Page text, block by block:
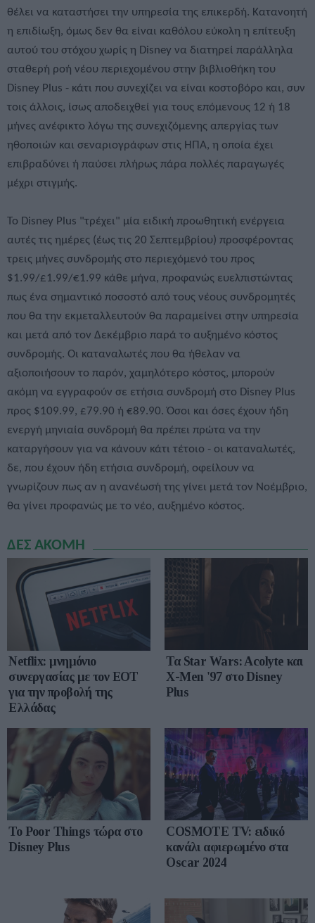
θέλει να καταστήσει την υπηρεσία της επικερδή. Κατανοητή
η επιδίωξη, όμως δεν θα είναι καθόλου εύκολη η επίτευξη
αυτού του στόχου χωρίς η Disney να διατηρεί παράλληλα
σταθερή ροή νέου περιεχομένου στην βιβλιοθήκη του
Disney Plus - κάτι που συνεχίζει να είναι κοστοβόρο και, συν
τοις άλλοις, ίσως αποδειχθεί για τους επόμενους 12 ή 18
μήνες ανέφικτο λόγω της συνεχιζόμενης απεργίας των
ηθοποιών και σεναριογράφων στις ΗΠΑ, η οποία έχει
επιβραδύνει ή παύσει πλήρως πάρα πολλές παραγωγές
μέχρι στιγμής.
Το Disney Plus "τρέχει" μία ειδική προωθητική ενέργεια
αυτές τις ημέρες (έως τις 20 Σεπτεμβρίου) προσφέροντας
τρεις μήνες συνδρομής στο περιεχόμενό του προς
$1.99/£1.99/€1.99 κάθε μήνα, προφανώς ευελπιστώντας
πως ένα σημαντικό ποσοστό από τους νέους συνδρομητές
που θα την εκμεταλλευτούν θα παραμείνει στην υπηρεσία
και μετά από τον Δεκέμβριο παρά το αυξημένο κόστος
συνδρομής. Οι καταναλωτές που θα ήθελαν να
αξιοποιήσουν το παρόν, χαμηλότερο κόστος, μπορούν
ακόμη να εγγραφούν σε ετήσια συνδρομή στο Disney Plus
προς $109.99, £79.90 ή €89.90. Όσοι και όσες έχουν ήδη
ενεργή μηνιαία συνδρομή θα πρέπει πρώτα να την
καταργήσουν για να κάνουν κάτι τέτοιο - οι καταναλωτές,
δε, που έχουν ήδη ετήσια συνδρομή, οφείλουν να
γνωρίζουν πως αν η ανανέωσή της γίνει μετά τον Νοέμβριο,
θα γίνει προφανώς με το νέο, αυξημένο κόστος.
ΔΕΣ ΑΚΟΜΗ
Netflix: μνημόνιο
συνεργασίας με τον ΕΟΤ
για την προβολή της
Ελλάδας
Τα Star Wars: Acolyte και
X-Men '97 στο Disney
Plus
Το Poor Things τώρα στο
Disney Plus
COSMOTE TV: ειδικό
κανάλι αφιερωμένο στα
Oscar 2024